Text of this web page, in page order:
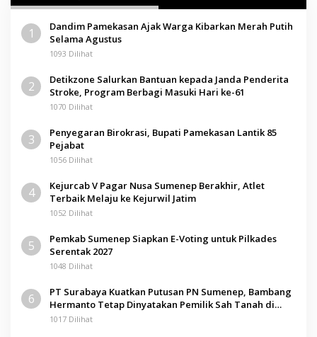
1
Dandim Pamekasan Ajak Warga Kibarkan Merah Putih
Selama Agustus
1093 Dilihat
2
Detikzone Salurkan Bantuan kepada Janda Penderita
Stroke, Program Berbagi Masuki Hari ke-61
1070 Dilihat
3
Penyegaran Birokrasi, Bupati Pamekasan Lantik 85
Pejabat
1056 Dilihat
4
Kejurcab V Pagar Nusa Sumenep Berakhir, Atlet
Terbaik Melaju ke Kejurwil Jatim
1052 Dilihat
5
Pemkab Sumenep Siapkan E-Voting untuk Pilkades
Serentak 2027
1048 Dilihat
6
PT Surabaya Kuatkan Putusan PN Sumenep, Bambang
Hermanto Tetap Dinyatakan Pemilik Sah Tanah di
Pamolokan
1017 Dilihat